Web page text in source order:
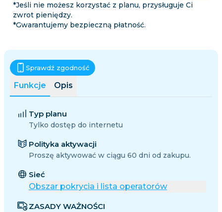
*Jeśli nie możesz korzystać z planu, przysługuje Ci
zwrot pieniędzy.
*Gwarantujemy bezpieczną płatność.
Funkcje Opis
Sprawdź zgodność
Typ planu
Tylko dostęp do internetu
Polityka aktywacji
Proszę aktywować w ciągu 60 dni od zakupu.
Sieć
Obszar pokrycia i lista operatorów
ZASADY WAŻNOŚCI